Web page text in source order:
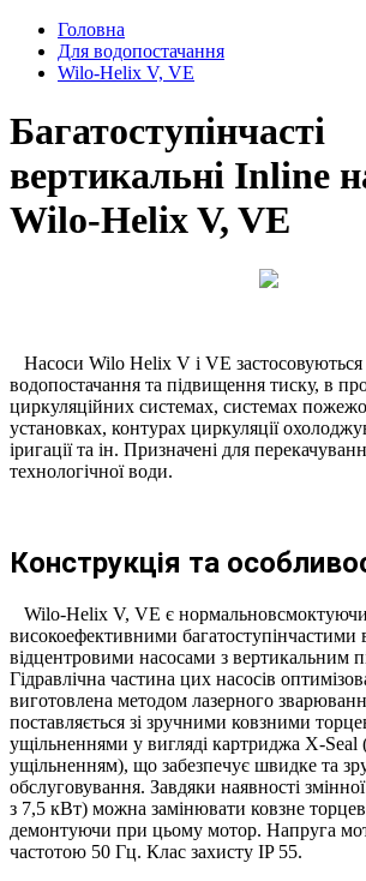
Головна
Для водопостачання
Wilo-Helix V, VE
Багатоступінчасті
вертикальні Inline
Wilo-Helix V, VE
Насоси Wilo Helix V і VE застосовуються
водопостачання та підвищення тиску, в
циркуляційних системах, системах
установках, контурах циркуляції
іригації та ін. Призначені для
технологічної води.
Конструкція та
Wilo-Helix V, VE є
високоефективними багатоступінчастими
відцентровими насосами з вертикальним
Гідравлічна частина цих насосів
виготовлена методом лазерного
поставляється зі зручними ковзними
ущільненнями у вигляді картриджа X-Seal
ущільненням), що забезпечує швидке та
обслуговування. Завдяки наявності
з 7,5 кВт) можна замінювати ковзне
демонтуючи при цьому мотор. Напруга
частотою 50 Гц. Клас захисту IP 55.